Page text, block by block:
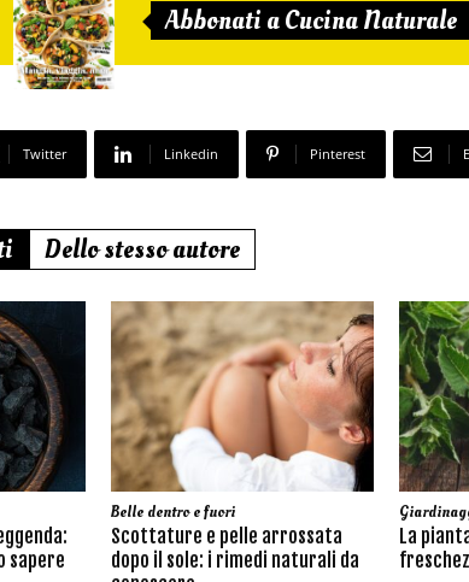
Abbonati a Cucina Naturale
Twitter Linkedin Pinterest
Dello stesso autore
sapere
Belle dentro e fuori
Scottature e pelle arrossata
dopo il sole: i rimedi naturali da
La